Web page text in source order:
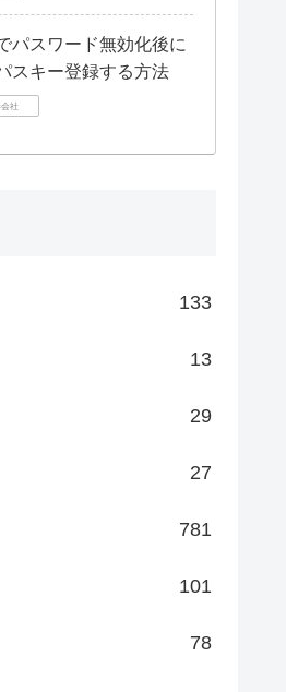
パスワード無効化後に
スキー登録する方法
社
133
13
29
27
781
101
78